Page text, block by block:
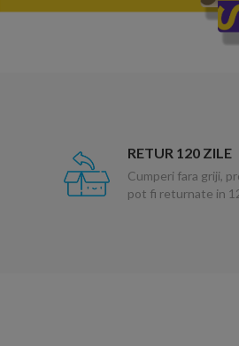
RETUR 120 ZILE
Cumperi fara griji,
pot fi returnate in